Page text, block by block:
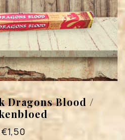
Dragons Blood /
€1,50